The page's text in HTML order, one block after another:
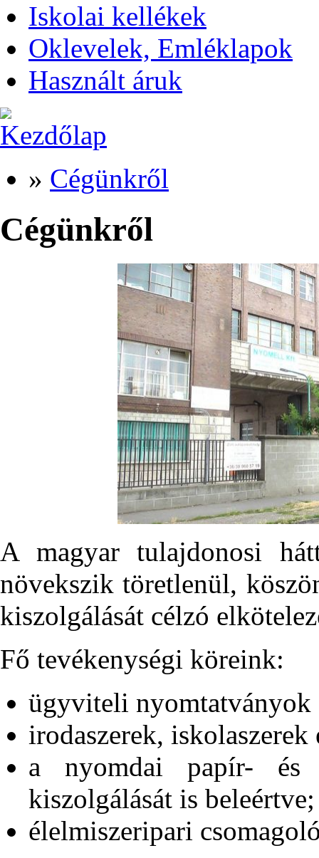
Iskolai kellékek
Oklevelek, Emléklapok
Használt áruk
» Cégünkről
Cégünkről
A magyar tulajdonosi
növekszik töretlenül,
kiszolgálását célzó
Fő tevékenységi köreink:
ügyviteli nyomtatványok
irodaszerek,
a nyomdai papír- és
kiszolgálását is beleértve;
élelmiszeripari